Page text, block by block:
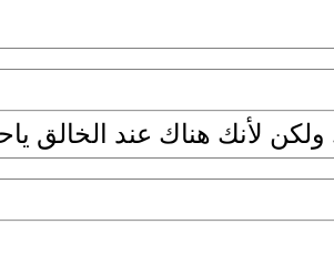
لأنك هناك عند الخالق